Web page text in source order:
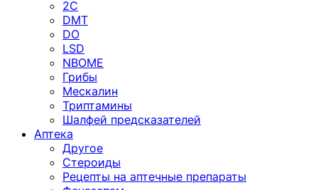
2C
DMT
DO
LSD
NBOME
Грибы
Мескалин
Триптамины
Шалфей предсказателей
Аптека
Другое
Стероиды
Рецепты на аптечные препараты